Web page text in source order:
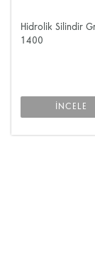
Hidrolik Silindir
1400
İNCELE